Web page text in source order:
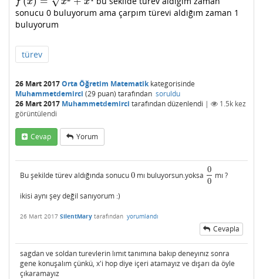
sonucu 0 buluyorum ama çarpım türevi aldığım zaman 1
buluyorum
türev
26 Mart 2017Orta Öğretim Matematikkategorisinde
Muhammetdemirci (29 puan) tarafından soruldu
26 Mart 2017 Muhammetdemirci tarafındandüzenlendi | 1.5k kez
görüntülendi
Cevap Yorum
Bu şekilde türev aldığında sonucu0
0 mı buluyorsun.yoksa
0
0
00 mı ?
ikisi aynı şey değil sanıyorum :)
26 Mart 2017 SilentMary tarafından yorumlandı
Cevapla
sagdan ve soldan turevlerin lımıt tanımına bakıp deneyınız sonra
gene konuşalım çünkü, x'i hop diye içeri atamayız ve dışarı da öyle
çıkaramayız